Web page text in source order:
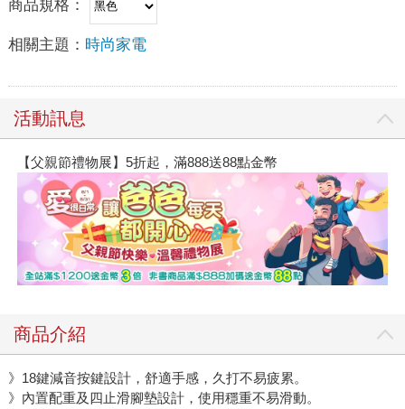
商品規格：
相關主題： 時尚家電
活動訊息
【父親節禮物展】5折起，滿888送88點金幣
商品介紹
》18鍵減音按鍵設計，舒適手感，久打不易疲累。
》內置配重及四止滑腳墊設計，使用穩重不易滑動。